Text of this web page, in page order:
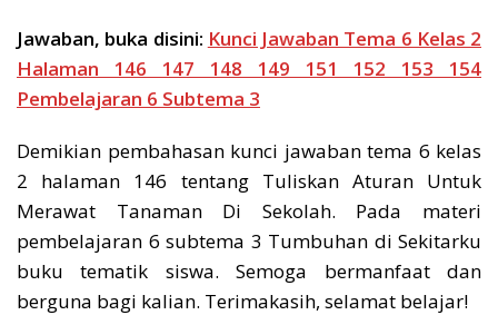
Jawaban, buka disini: Kunci Jawaban Tema 6 Kelas 2
Halaman 146 147 148 149 151 152 153 154
Pembelajaran 6 Subtema 3
Demikian pembahasan kunci jawaban tema 6 kelas
2 halaman 146 tentang Tuliskan Aturan Untuk
Merawat Tanaman Di Sekolah. Pada materi
pembelajaran 6 subtema 3 Tumbuhan di Sekitarku
buku tematik siswa. Semoga bermanfaat dan
berguna bagi kalian. Terimakasih, selamat belajar!